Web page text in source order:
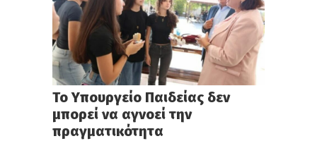
Το Υπουργείο Παιδείας δεν
μπορεί να αγνοεί την
πραγματικότητα